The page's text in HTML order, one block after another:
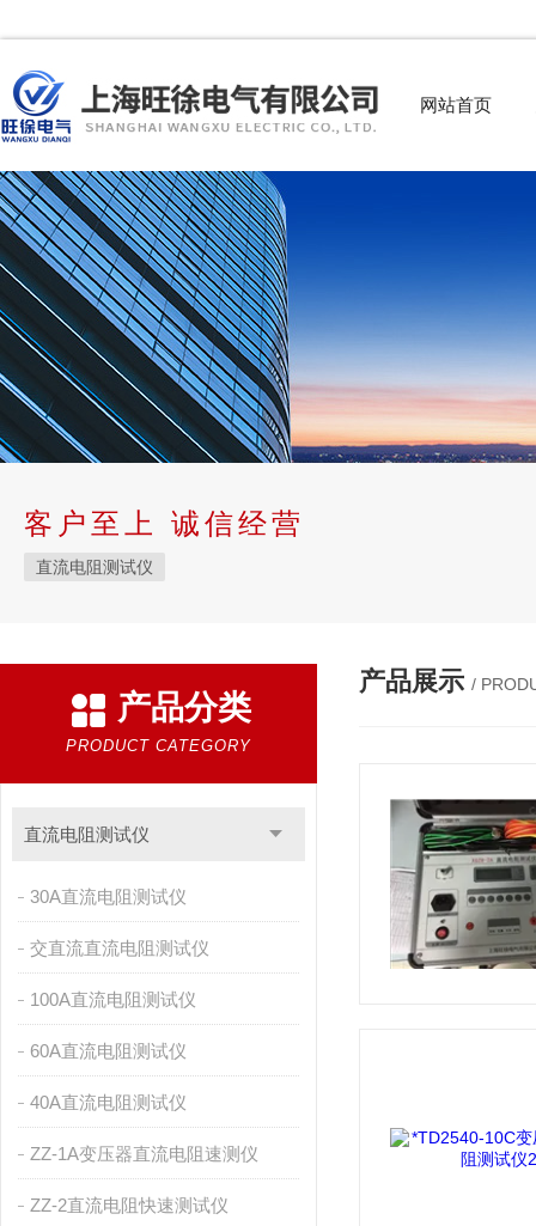
网站首页
客户至上 诚信经营
直流电阻测试仪
产品分类
PRODUCT CATEGORY
直流电阻测试仪
30A直流电阻测试仪
交直流直流电阻测试仪
100A直流电阻测试仪
60A直流电阻测试仪
40A直流电阻测试仪
ZZ-1A变压器直流电阻速测仪
ZZ-2直流电阻快速测试仪
产品展示 /